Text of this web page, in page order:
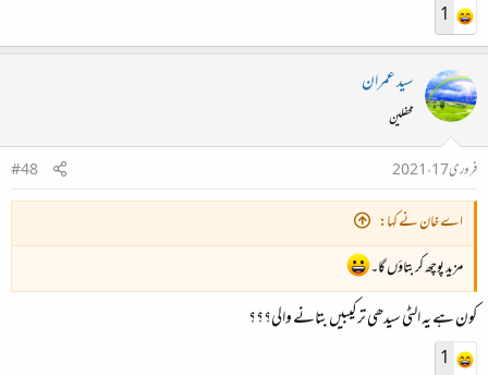
1
سید عمران
محفلین
فروری 17، 2021
#48
اے خان نے کہا:
مزید پوچھ کر بتاؤں گا۔
کون ہے یہ الٹی سیدھی ترکیبیں بتانے والی؟؟؟
1